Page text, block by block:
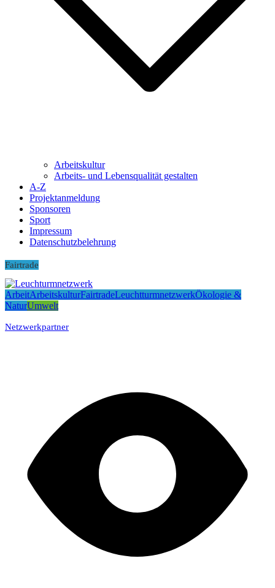
Arbeitskultur
Arbeits- und Lebensqualität gestalten
A-Z
Projektanmeldung
Sponsoren
Sport
Impressum
Datenschutzbelehrung
Fairtrade
ArbeitArbeitskulturFairtradeLeuchtturmnetzwerkÖkologie &
NaturUmwelt
Netzwerkpartner